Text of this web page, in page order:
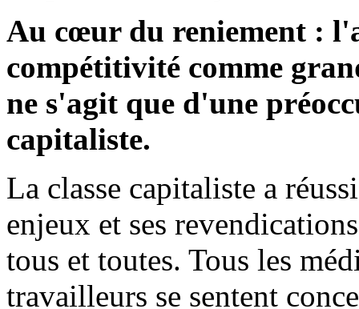
Au cœur du reniement :
compétitivité comme
ne s'agit que d'une
capitaliste.
La classe capitaliste a
enjeux et ses
tous et toutes. Tous les
travailleurs se sentent